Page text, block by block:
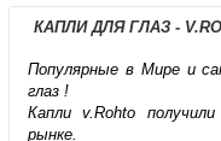
КАПЛИ ДЛЯ ГЛАЗ -
Популярные в Мире и
глаз !
Капли v.Rohto
рынке.